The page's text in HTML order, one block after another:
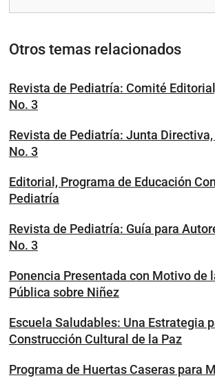
Otros temas relacionados
Revista de Pediatría: Comité
No. 3
Revista de Pediatría: Junta
No. 3
Editorial, Programa de Educación
Pediatría
Revista de Pediatría: Guía para
No. 3
Ponencia Presentada con Motivo de
Pública sobre Niñez
Escuela Saludables: Una Estrategia
Construcción Cultural de la Paz
Programa de Huertas Caseras para